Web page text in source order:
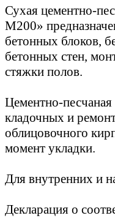
Сухая цементно-
М200»
бетонных блоков,
бетонных стен,
стяжки полов.
Цементно-
кладочных и
облицовочного
момент укладки.
Для внутренних и
Декларация о